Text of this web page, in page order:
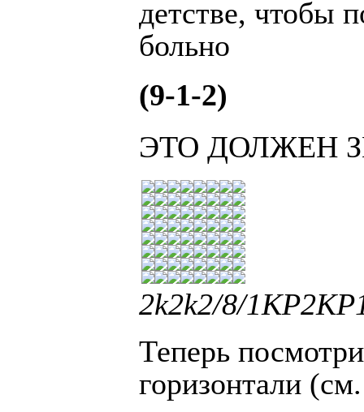
детстве, чтобы
больно
(9-1-2)
ЭТО ДОЛЖЕН
2k2k2/8/
Теперь
горизонтали